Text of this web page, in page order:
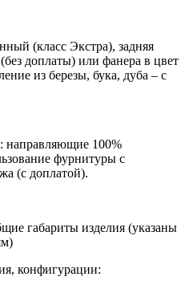
(класс Экстра), задняя
доплаты) или фанера в цвет
из березы, бука, дуба – с
направляющие 100%
фурнитуры с
(с доплатой).
габариты изделия (указаны
конфигурации: